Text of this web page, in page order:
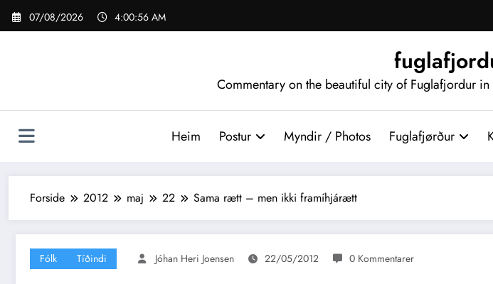
Videre
07/08/2026 4:00:57 AM
Commentary on the beautiful city of Fuglafjordur
Heim Postur Myndir / Photos Fuglafjørður
Forside 2012 maj 22 Sama rætt – men ikki framíhjárætt
Fólk Tíðindi Jóhan Heri Joensen 22/05/2012 0 Kommentarer